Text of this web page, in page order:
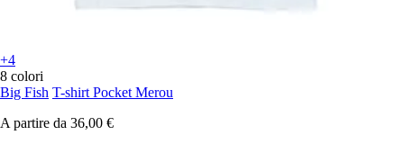
+4
8 colori
Big Fish T-shirt Pocket Merou
A partire da 36,00 €